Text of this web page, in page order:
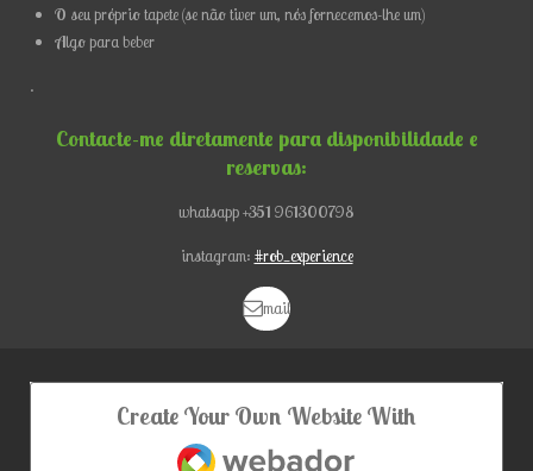
O seu próprio tapete (se não tiver um, nós fornecemos-lhe um)
Algo para beber
.
Contacte-me diretamente para disponibilidade e
reservas:
whatsapp +351 961300798
instagram: #rob_experience
mail
Create Your Own Website With
Webador